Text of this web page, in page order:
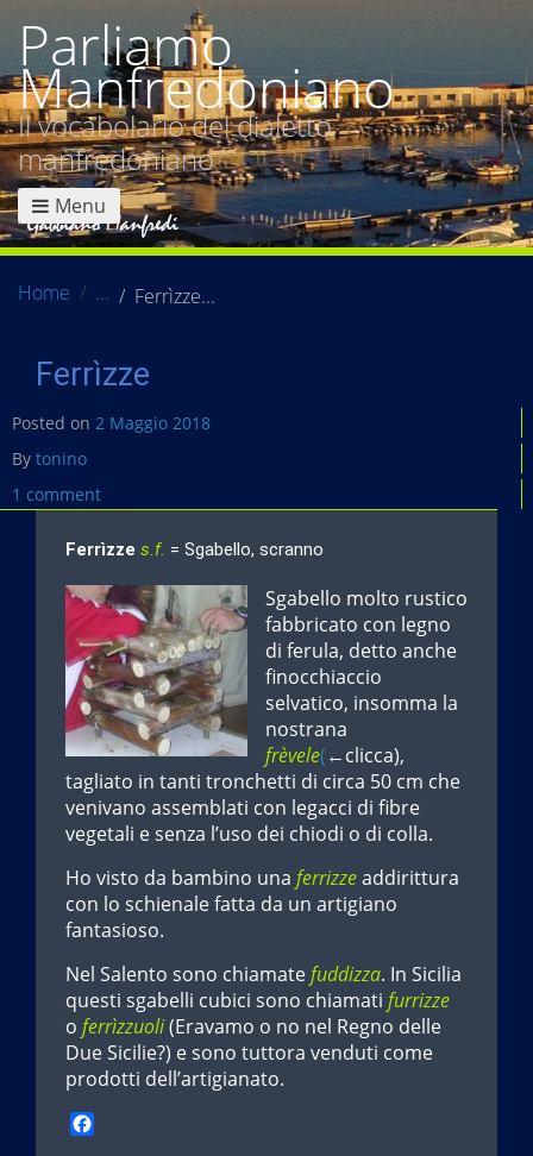
Parliamo
Manfredoniano
Il vocabolario del dialetto
manfredoniano
Menu
Home Ferrìzze
Ferrìzze
Posted on 2 Maggio 2018
By tonino
1 comment
Ferrìzze s.f. = Sgabello, scranno
Sgabello molto rustico
fabbricato con legno
di ferula, detto anche
finocchiaccio
selvatico, insomma la
nostrana
frèvele(←clicca),
tagliato in tanti tronchetti di circa 50 cm che
venivano assemblati con legacci di fibre
vegetali e senza l’uso dei chiodi o di colla.
Ho visto da bambino una ferrizzeaddirittura
con lo schienale fatta da un artigiano
fantasioso.
Nel Salento sono chiamatefuddizza. In Sicilia
questi sgabelli cubici sono chiamati furrizze
o ferrìzzuoli(Eravamo o no nel Regno delle
Due Sicilie?) e sono tuttora venduti come
prodotti dell’artigianato.